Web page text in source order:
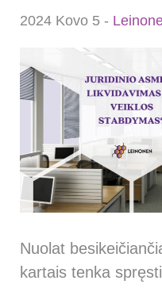
2024 Kovo 5 -
Nuolat
kartais tenka